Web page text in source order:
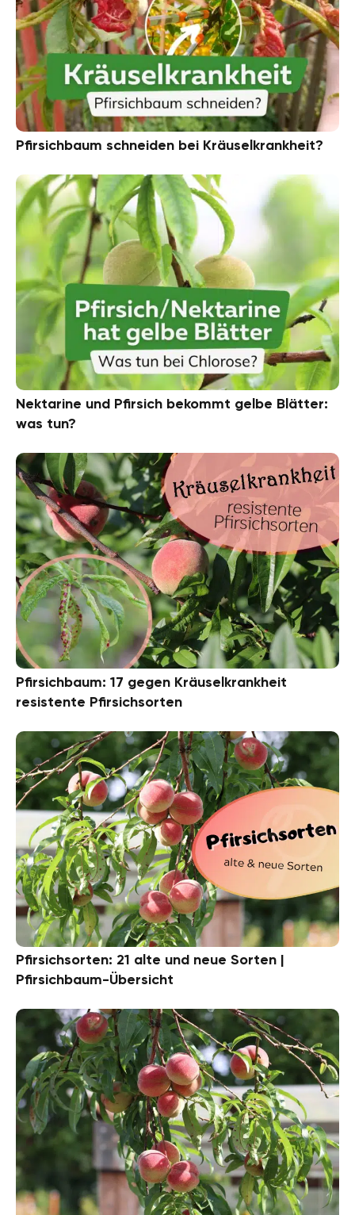
Pfirsichbaum schneiden bei Kräuselkrankheit?
Nektarine und Pfirsich bekommt gelbe Blätter:
was tun?
Pfirsichbaum: 17 gegen Kräuselkrankheit
resistente Pfirsichsorten
Pfirsichsorten: 21 alte und neue Sorten |
Pfirsichbaum-Übersicht